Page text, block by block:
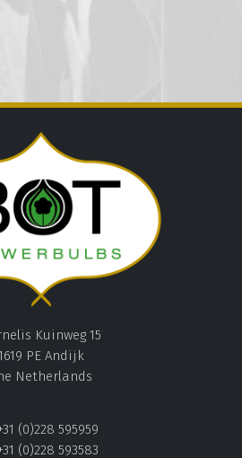
Kuinweg 15
PE Andijk
Netherlands
(0)228 595959
(0)228 593583